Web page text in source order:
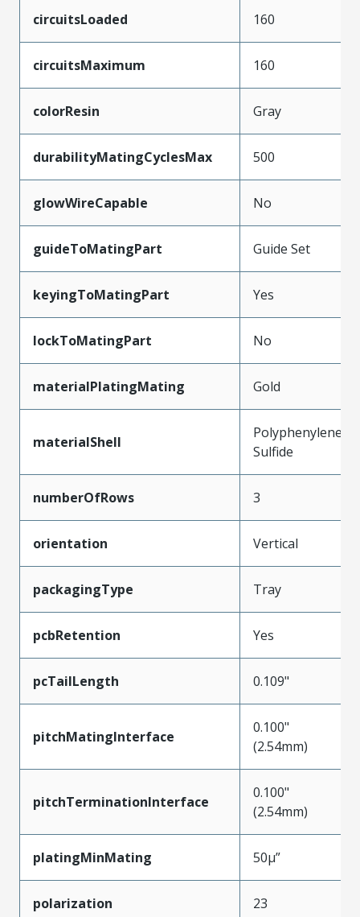
circuitsLoaded 160
circuitsMaximum 160
colorResin Gray
durabilityMatingCyclesMax 500
glowWireCapable No
guideToMatingPart Guide Set
keyingToMatingPart Yes
lockToMatingPart No
materialPlatingMating Gold
materialShell
Polyphenylene
Sulfide
numberOfRows 3
orientation Vertical
packagingType Tray
pcbRetention Yes
pcTailLength 0.109"
pitchMatingInterface
0.100"
(2.54mm)
pitchTerminationInterface
0.100"
(2.54mm)
platingMinMating 50µ”
polarization 23